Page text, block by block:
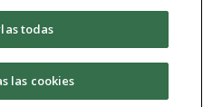
todas
las cookies